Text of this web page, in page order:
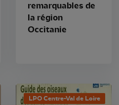
remarquables de
la région
Occitanie
LPO Centre-Val de Loire